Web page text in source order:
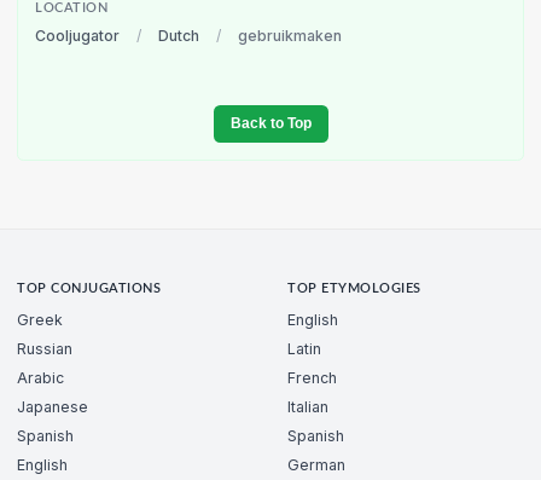
LOCATION
Cooljugator / Dutch / gebruikmaken
Back to Top
TOP CONJUGATIONS
Greek
Russian
Arabic
Japanese
Spanish
English
TOP ETYMOLOGIES
English
Latin
French
Italian
Spanish
German